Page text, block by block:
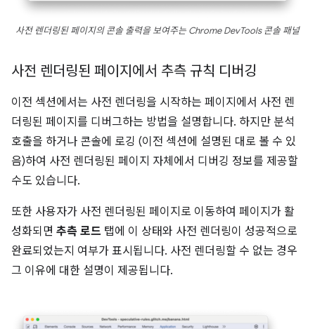
사전 렌더링된 페이지의 콘솔 출력을 보여주는 Chrome DevTools 콘솔 패널
사전 렌더링된 페이지에서 추측 규칙 디버깅
이전 섹션에서는 사전 렌더링을 시작하는 페이지에서 사전 렌
더링된 페이지를 디버그하는 방법을 설명합니다. 하지만 분석
호출을 하거나 콘솔에 로깅 (이전 섹션에 설명된 대로 볼 수 있
음)하여 사전 렌더링된 페이지 자체에서 디버깅 정보를 제공할
수도 있습니다.
또한 사용자가 사전 렌더링된 페이지로 이동하여 페이지가 활
성화되면 추측 로드 탭에 이 상태와 사전 렌더링이 성공적으로
완료되었는지 여부가 표시됩니다. 사전 렌더링할 수 없는 경우
그 이유에 대한 설명이 제공됩니다.